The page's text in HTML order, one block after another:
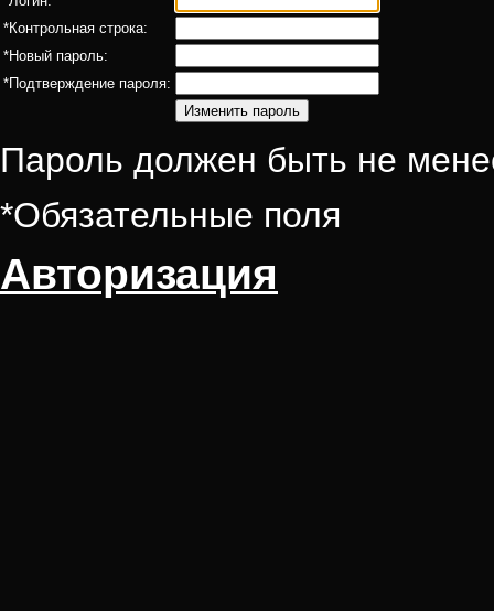
*Контрольная строка:
*Новый пароль:
*Подтверждение пароля:
Пароль должен быть не
*Обязательные поля
Авторизация